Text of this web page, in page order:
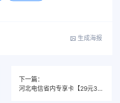
生成海报
下一篇：
河北电信省内专享卡【29元300G】